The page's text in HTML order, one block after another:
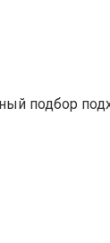
подбор